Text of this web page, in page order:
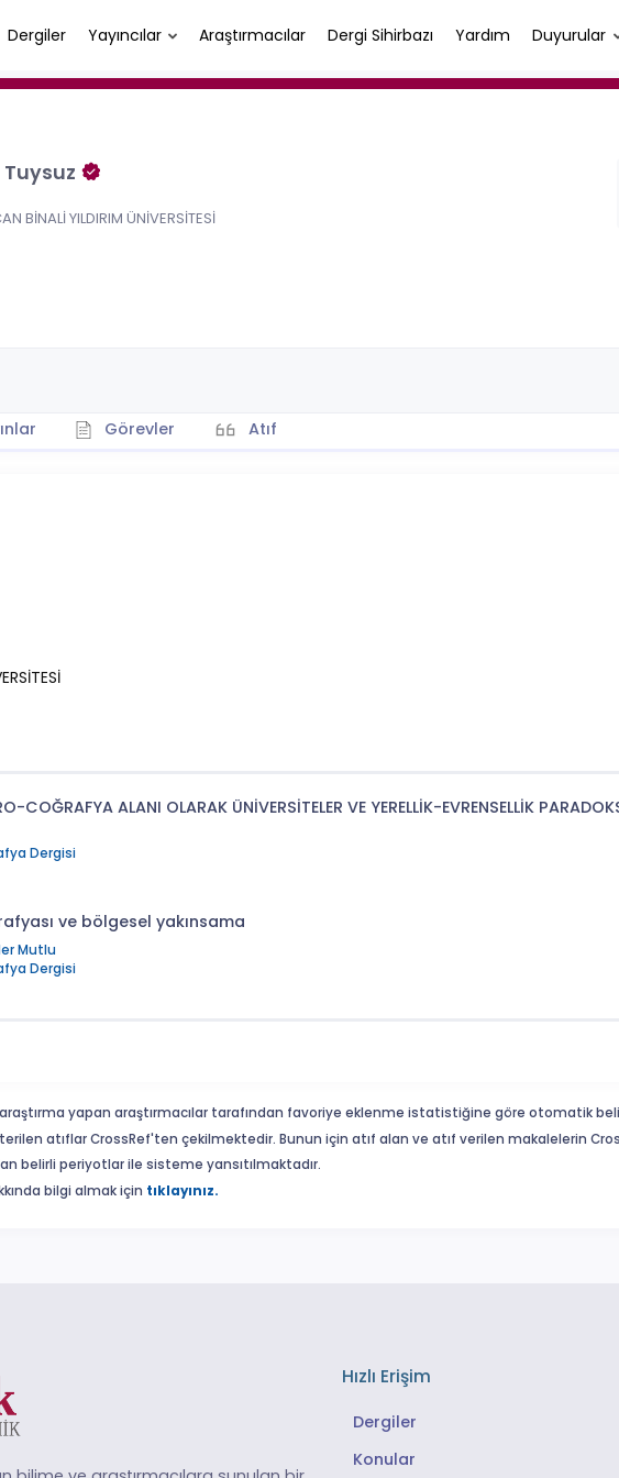
Dergiler Yayıncılar Araştırmacılar Dergi Sihirbazı Yardım Duyurular
BİNALİ YILDIRIM ÜNİVERSİTESİ
Görevler Atıf
COĞRAFYA ALANI OLARAK ÜNİVERSİTELER VE YERELLİK-EVRENSELLİK
Dergisi
ve bölgesel yakınsama
Mutlu
Dergisi
yapan araştırmacılar tarafından favoriye eklenme istatistiğine göre otomatik
atıflar CrossRef'ten çekilmektedir. Bunun için atıf alan ve atıf verilen makalelerin
belirli periyotlar ile sisteme yansıtılmaktadır.
bilgi almak için tıklayınız.
Hızlı Erişim
Dergiler
Konular